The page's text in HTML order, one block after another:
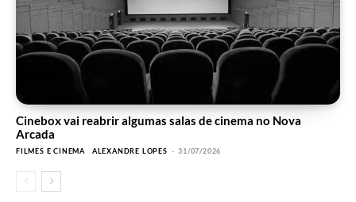
Cinebox vai reabrir algumas salas de cinema no Nova
Arcada
FILMES E CINEMA ALEXANDRE LOPES - 31/07/2026